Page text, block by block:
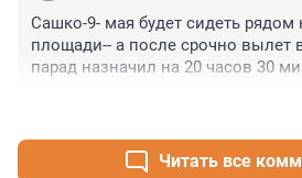
Сашко-9- мая будет сидеть рядом
площади-- а после срочно вылет
парад назначил на 20 часов 30
Читать все